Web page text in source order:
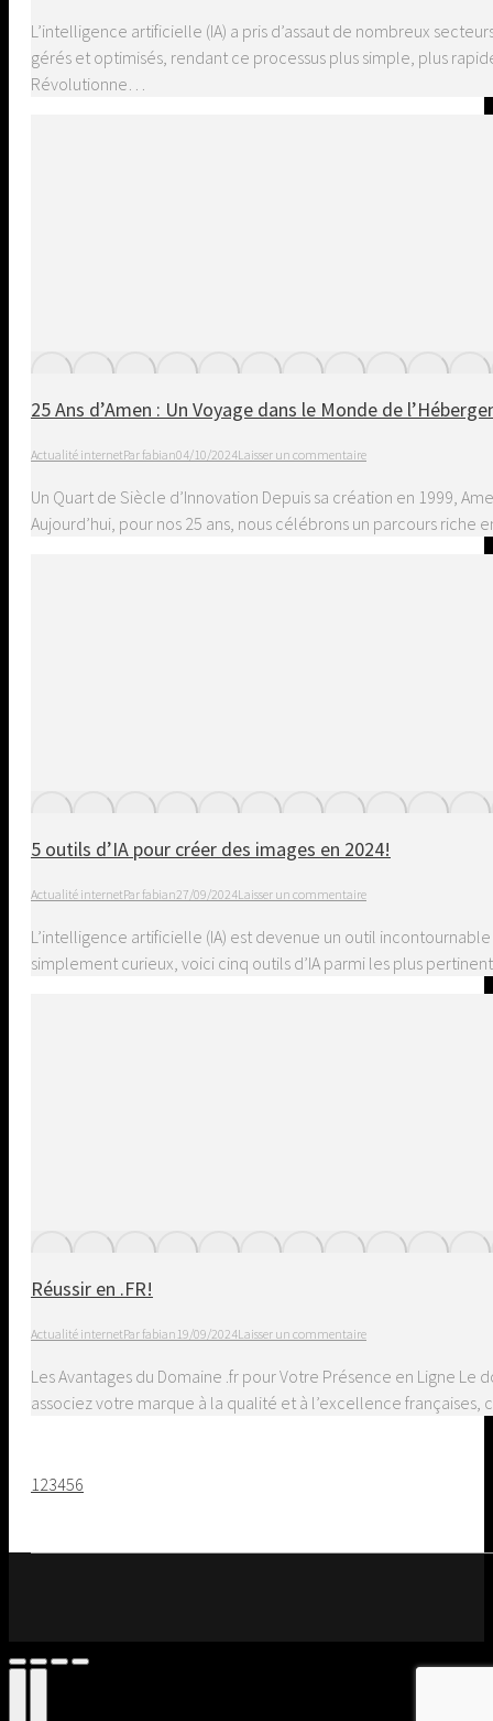
L’intelligence artificielle (IA) a pris d’assaut de nombreux
gérés et optimisés, rendant ce processus plus simple, plus
Révolutionne…
25 Ans d’Amen : Un Voyage dans le Monde de
Actualité internetPar fabian04/10/2024Laisser un commentaire
Un Quart de Siècle d’Innovation Depuis sa création en 1999,
Aujourd’hui, pour nos 25 ans, nous célébrons un parcours
5 outils d’IA pour créer des images en 2024!
Actualité internetPar fabian27/09/2024Laisser un commentaire
L’intelligence artificielle (IA) est devenue un outil
simplement curieux, voici cinq outils d’IA parmi les plus
Réussir en .FR!
Actualité internetPar fabian 19/09/2024Laisser un commentaire
Les Avantages du Domaine .fr pour Votre Présence en Ligne
associez votre marque à la qualité et à l’excellence
1 23456
Go